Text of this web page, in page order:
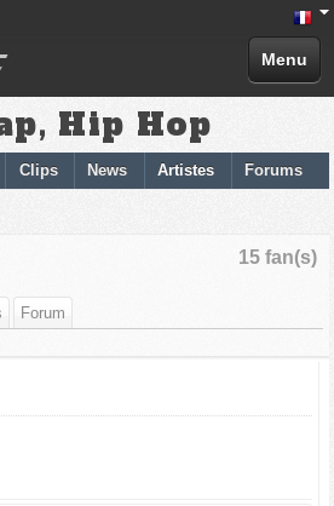
Menu
Hip Hop
Clips News Artistes Forums
15 fan(s)
Forum